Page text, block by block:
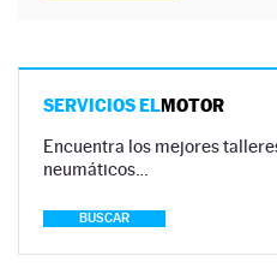
SERVICIOS ELMOTOR
Encuentra los mejores
neumáticos…
BUSCAR